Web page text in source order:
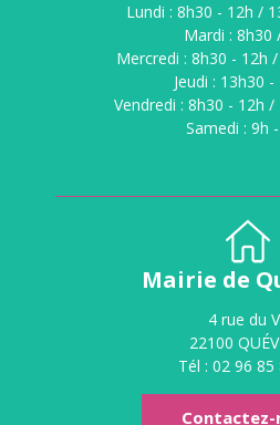
Lundi : 8h30 - 12h /
Mardi : 8h30
Mercredi : 8h30 - 12h
Jeudi : 13h30 -
Vendredi : 8h30 - 12h
Samedi : 9h
Mairie de
4 rue du
22100
Tél : 02 96 85
Contactez-